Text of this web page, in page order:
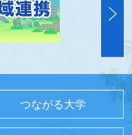
つながる大学